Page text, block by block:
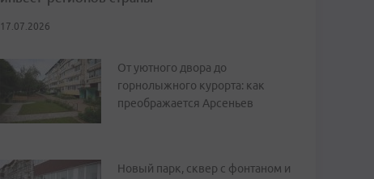
17.07.2026
От уютного двора до
горнолыжного курорта: как
преображается Арсеньев
Новый парк, сквер с фонтаном и